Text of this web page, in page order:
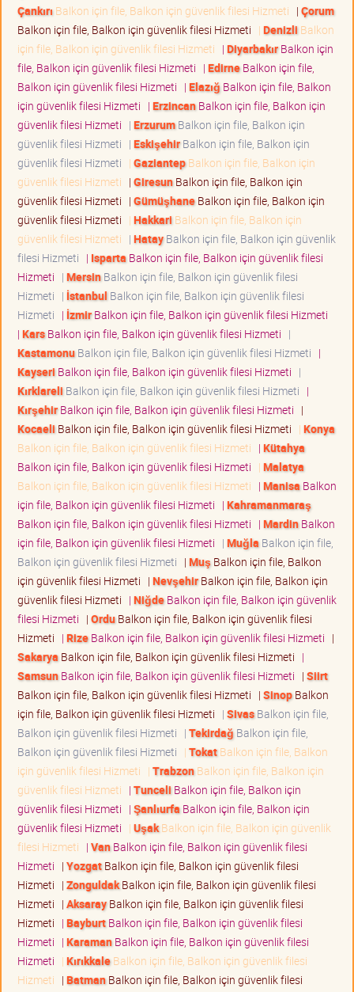
Çankırı Balkon için file, Balkon için güvenlik filesi Hizmeti | Çorum
Balkon için file, Balkon için güvenlik filesi Hizmeti | Denizli Balkon
için file, Balkon için güvenlik filesi Hizmeti | DiyarbakırBalkon için
file, Balkon için güvenlik filesi Hizmeti | EdirneBalkon için file,
Balkon için güvenlik filesi Hizmeti | Elazığ Balkon için file, Balkon
için güvenlik filesi Hizmeti | ErzincanBalkon için file, Balkon için
güvenlik filesi Hizmeti | ErzurumBalkon için file, Balkon için
güvenlik filesi Hizmeti | EskişehirBalkon için file, Balkon için
güvenlik filesi Hizmeti | GaziantepBalkon için file, Balkon için
güvenlik filesi Hizmeti | GiresunBalkon için file, Balkon için
güvenlik filesi Hizmeti | GümüşhaneBalkon için file, Balkon için
güvenlik filesi Hizmeti | Hakkari Balkon için file, Balkon için
güvenlik filesi Hizmeti | HatayBalkon için file, Balkon için güvenlik
filesi Hizmeti | Isparta Balkon için file, Balkon için güvenlik filesi
Hizmeti | MersinBalkon için file, Balkon için güvenlik filesi
Hizmeti | İstanbul Balkon için file, Balkon için güvenlik filesi
Hizmeti | İzmirBalkon için file, Balkon için güvenlik filesi Hizmeti
| KarsBalkon için file, Balkon için güvenlik filesi Hizmeti |
KastamonuBalkon için file, Balkon için güvenlik filesi Hizmeti |
Kayseri Balkon için file, Balkon için güvenlik filesi Hizmeti |
Kırklareli Balkon için file, Balkon için güvenlik filesi Hizmeti |
KırşehirBalkon için file, Balkon için güvenlik filesi Hizmeti |
Kocaeli Balkon için file, Balkon için güvenlik filesi Hizmeti | Konya
Balkon için file, Balkon için güvenlik filesi Hizmeti | Kütahya
Balkon için file, Balkon için güvenlik filesi Hizmeti | Malatya
Balkon için file, Balkon için güvenlik filesi Hizmeti | Manisa Balkon
için file, Balkon için güvenlik filesi Hizmeti | Kahramanmaraş
Balkon için file, Balkon için güvenlik filesi Hizmeti | MardinBalkon
için file, Balkon için güvenlik filesi Hizmeti | Muğla Balkon için file,
Balkon için güvenlik filesi Hizmeti | Muş Balkon için file, Balkon
için güvenlik filesi Hizmeti | NevşehirBalkon için file, Balkon için
güvenlik filesi Hizmeti | NiğdeBalkon için file, Balkon için güvenlik
filesi Hizmeti | OrduBalkon için file, Balkon için güvenlik filesi
Hizmeti | RizeBalkon için file, Balkon için güvenlik filesi Hizmeti |
Sakarya Balkon için file, Balkon için güvenlik filesi Hizmeti |
SamsunBalkon için file, Balkon için güvenlik filesi Hizmeti | Siirt
Balkon için file, Balkon için güvenlik filesi Hizmeti | SinopBalkon
için file, Balkon için güvenlik filesi Hizmeti | SivasBalkon için file,
Balkon için güvenlik filesi Hizmeti | Tekirdağ Balkon için file,
Balkon için güvenlik filesi Hizmeti | TokatBalkon için file, Balkon
için güvenlik filesi Hizmeti | TrabzonBalkon için file, Balkon için
güvenlik filesi Hizmeti | Tunceli Balkon için file, Balkon için
güvenlik filesi Hizmeti | Şanlıurfa Balkon için file, Balkon için
güvenlik filesi Hizmeti | UşakBalkon için file, Balkon için güvenlik
filesi Hizmeti | VanBalkon için file, Balkon için güvenlik filesi
Hizmeti | YozgatBalkon için file, Balkon için güvenlik filesi
Hizmeti | ZonguldakBalkon için file, Balkon için güvenlik filesi
Hizmeti | AksarayBalkon için file, Balkon için güvenlik filesi
Hizmeti | BayburtBalkon için file, Balkon için güvenlik filesi
Hizmeti | KaramanBalkon için file, Balkon için güvenlik filesi
Hizmeti | KırıkkaleBalkon için file, Balkon için güvenlik filesi
Hizmeti | BatmanBalkon için file, Balkon için güvenlik filesi